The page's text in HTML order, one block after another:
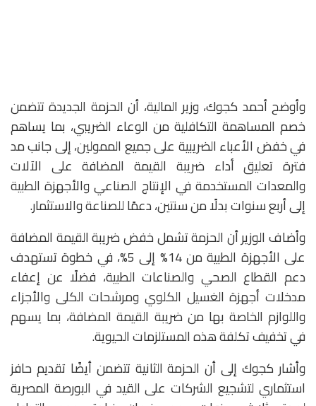
وأوضح أحمد كجوك، وزير المالية، أن الحزمة الجديدة تتضمن
خصم المساهمة التكافلية من الوعاء الضريبي، بما يساهم
في خفض الأعباء الضريبية على جميع الممولين، إلى جانب مد
فترة تعليق أداء ضريبة القيمة المضافة على الآلات
والمعدات المستخدمة في الإنتاج الصناعي والأجهزة الطبية
إلى أربع سنوات بدلًا من سنتين، دعمًا للصناعة والاستثمار.
وأضاف الوزير أن الحزمة تشمل خفض ضريبة القيمة المضافة
على الأجهزة الطبية من 14% إلى 5%، في خطوة تستهدف
دعم القطاع الصحي والصناعات الطبية، فضلًا عن إعفاء
مدخلات أجهزة الغسيل الكلوي ومرشحات الكلى والأجزاء
واللوازم الخاصة بها من ضريبة القيمة المضافة، بما يسهم
في تخفيف تكلفة هذه المستلزمات الحيوية.
وأشار كجوك إلى أن الحزمة الثانية تتضمن أيضًا تقديم حافز
استثماري لتشجيع الشركات على القيد في البورصة المصرية